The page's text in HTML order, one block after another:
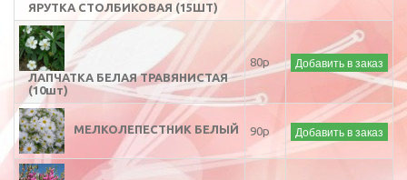
ЯРУТКА СТОЛБИКОВАЯ (15ШТ)
ЛАПЧАТКА БЕЛАЯ ТРАВЯНИСТАЯ
(10шт)
80р Добавить в заказ
МЕЛКОЛЕПЕСТНИК БЕЛЫЙ 90р Добавить в заказ